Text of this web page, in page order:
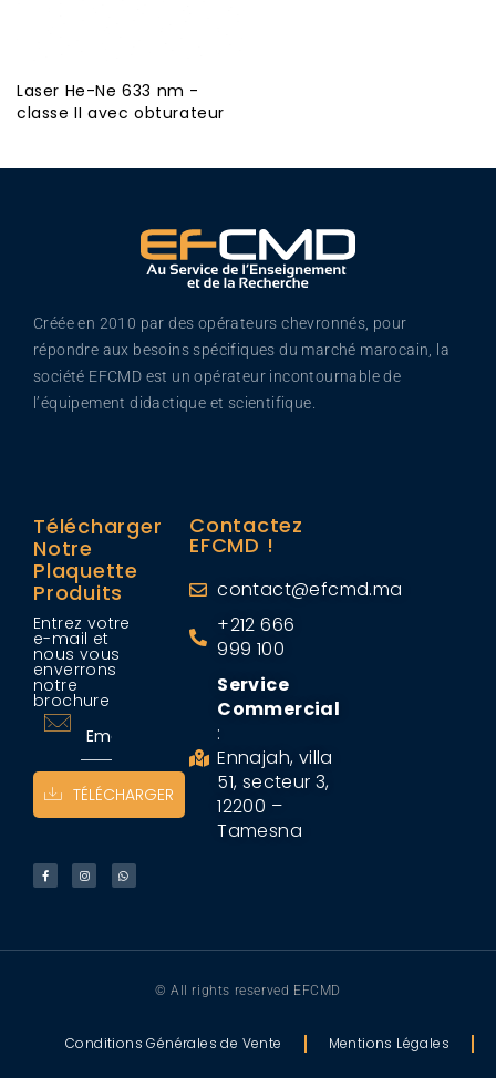
Laser He-Ne 633 nm -
classe II avec obturateur
Créée en 2010 par des opérateurs chevronnés, pour
répondre aux besoins spécifiques du marché marocain, la
société EFCMD est un opérateur incontournable de
l’équipement didactique et scientifique.
Télécharger
Notre
Plaquette
Produits
Entrez votre
e-mail et
nous vous
enverrons
notre
brochure
TÉLÉCHARGER
Contactez
EFCMD !
contact@efcmd.ma
+212 666
999 100
Service
Commercial
:
Ennajah, villa
51, secteur 3,
12200 –
Tamesna
© All rights reserved EFCMD
Conditions Générales de Vente Mentions Légales